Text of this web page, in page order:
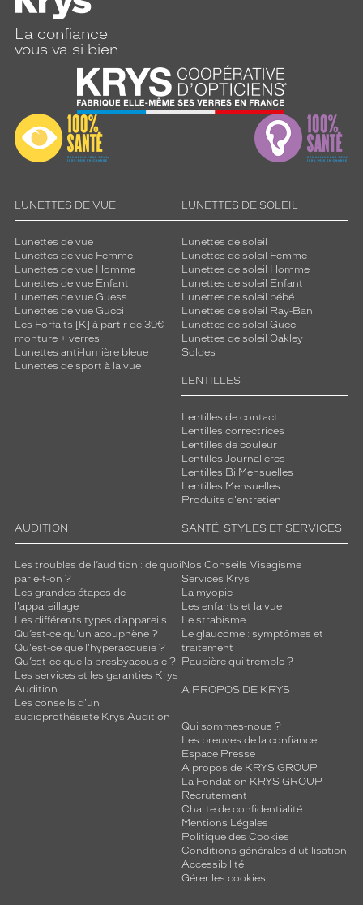
Dimensions
de
monture
mm
Détails
techniques
Argent
Indice
protection
Polarisant
Non
Type
de
verres
compatibles
La confiance
vous va si bien
LUNETTES DE VUE
Lunettes de vue
Lunettes de vue Femme
Lunettes de vue Homme
Lunettes de vue Enfant
Lunettes de vue Guess
Lunettes de vue Gucci
Les Forfaits [K] à partir de 39€ -
monture + verres
Lunettes anti-lumière bleue
Lunettes de sport à la vue
LUNETTES DE SOLEIL
Lunettes de soleil
Lunettes de soleil Femme
Lunettes de soleil Homme
Lunettes de soleil Enfant
Lunettes de soleil bébé
Lunettes de soleil Ray-Ban
Lunettes de soleil Gucci
Lunettes de soleil Oakley
Soldes
LENTILLES
Lentilles de contact
Lentilles correctrices
Lentilles de couleur
Lentilles Journalières
Lentilles Bi Mensuelles
Lentilles Mensuelles
Produits d'entretien
AUDITION
Les troubles de l’audition : de quoi
parle-t-on ?
Les grandes étapes de
l'appareillage
Les différents types d’appareils
Qu’est-ce qu'un acouphène ?
Qu'est-ce que l'hyperacousie ?
Qu’est-ce que la presbyacousie ?
Les services et les garanties Krys
Audition
Les conseils d'un
audioprothésiste Krys Audition
SANTÉ, STYLES ET SERVICES
Nos Conseils Visagisme
Services Krys
La myopie
Les enfants et la vue
Le strabisme
Le glaucome : symptômes et
traitement
Paupière qui tremble ?
A PROPOS DE KRYS
Qui sommes-nous ?
Les preuves de la confiance
Espace Presse
A propos de KRYS GROUP
La Fondation KRYS GROUP
Recrutement
Charte de confidentialité
Mentions Légales
Politique des Cookies
Conditions générales d'utilisation
Accessibilité
Gérer les cookies